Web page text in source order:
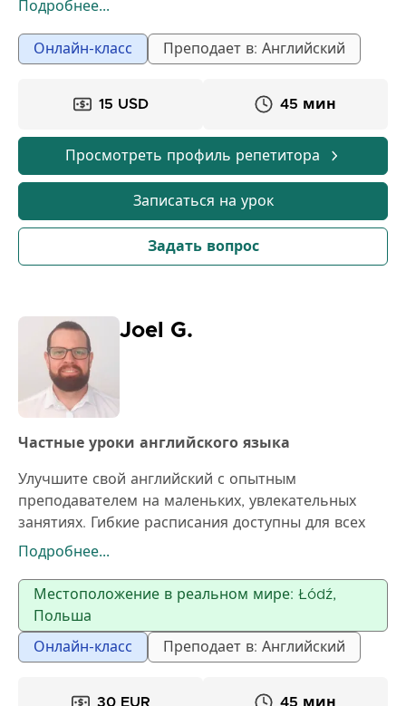
желающих улучшить свои навыки, а также
готовящихся к тестам и экзаменам. За 6 лет я
уверен, что предоставлю своим ученикам лучший
целей. Запишитесь на урок со мной сегодня и
начнем!
Подробнее...
Онлайн-класс Преподает в: Английский
15 USD 45 мин
Просмотреть профиль репетитора
Записаться на урок
Задать вопрос
Joel G.
Частные уроки английского языка
Улучшите свой английский с опытным
преподавателем на маленьких, увлекательных
занятиях. Гибкие расписания доступны для всех
уровней, от среднего до продвинутого. Я
репетиторские уроки и подготовку к экзаменам.
Подробнее...
Местоположение в реальном мире: Łódź,
Польша
Онлайн-класс Преподает в: Английский
30 EUR 45 мин